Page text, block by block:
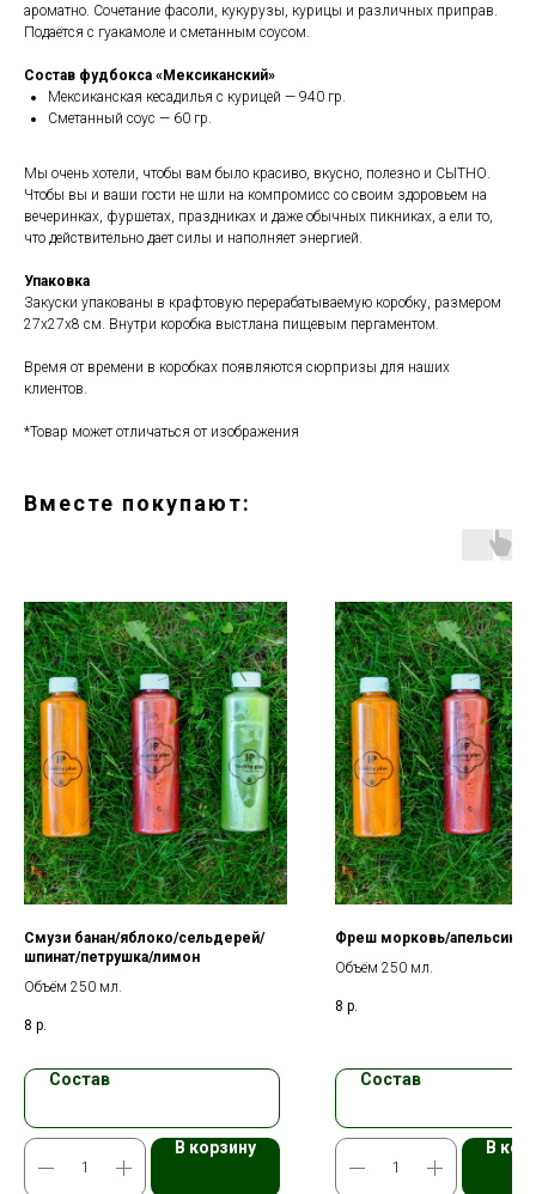
ароматно. Сочетание фасоли, кукурузы, курицы и различных приправ.
Подаётся с гуакамоле и сметанным соусом.
Состав фудбокса «Мексиканский»
Мексиканская кесадилья с курицей — 940 гр.
Сметанный соус — 60 гр.
Мы очень хотели, чтобы вам было красиво, вкусно, полезно и СЫТНО.
Чтобы вы и ваши гости не шли на компромисс со своим здоровьем на
вечеринках, фуршетах, праздниках и даже обычных пикниках, а ели то,
что действительно дает силы и наполняет энергией.
Упаковка
Закуски упакованы в крафтовую перерабатываемую коробку, размером
27х27х8 см. Внутри коробка выстлана пищевым пергаментом.
Время от времени в коробках появляются сюрпризы для наших
клиентов.
*Товар может отличаться от изображения
Вместе покупают:
Смузи банан/яблоко/сельдерей/
шпинат/петрушка/лимон
Объём 250 мл.
8 р.
Состав
В корзину
Фреш морковь/апельсин
Объём 250 мл.
8 р.
Состав
В